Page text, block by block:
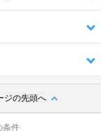
ジの先頭へ
条件